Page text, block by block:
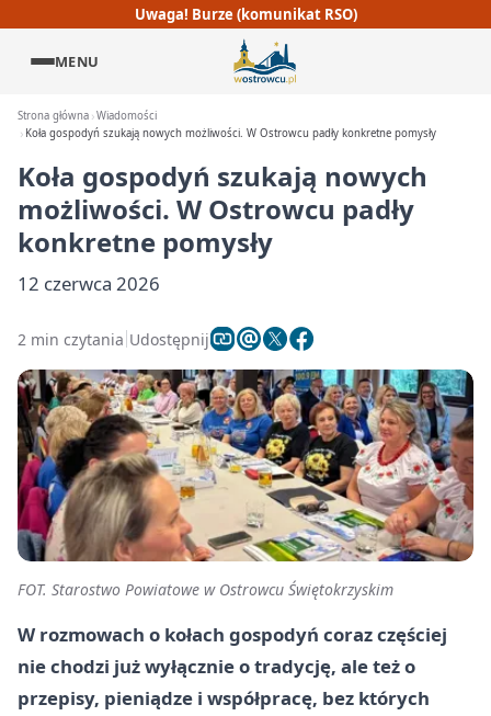
Uwaga! Burze (komunikat RSO)
MENU
Strona główna Wiadomości
Koła gospodyń szukają nowych możliwości. W Ostrowcu padły konkretne pomysły
Koła gospodyń szukają nowych
możliwości. W Ostrowcu padły
konkretne pomysły
12 czerwca 2026
2 min czytania Udostępnij
FOT. Starostwo Powiatowe w Ostrowcu Świętokrzyskim
W rozmowach o kołach gospodyń coraz częściej
nie chodzi już wyłącznie o tradycję, ale też o
przepisy, pieniądze i współpracę, bez których